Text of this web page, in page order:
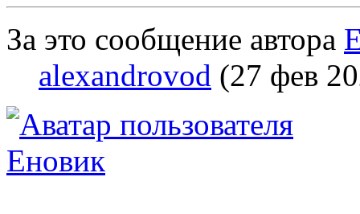
За это сообщение автора
alexandrovod (27 фев
Еновик